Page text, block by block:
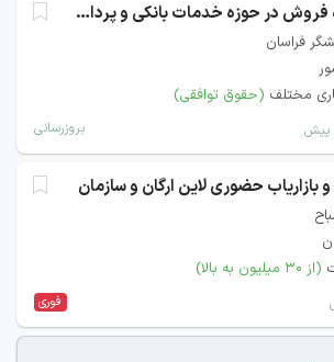
نماینده فروش در حوزه خدمات بانکی و پرداخت
فراسان
مختلف (حقوق توافقی)
بروزرسانی
و بازاریاب حضوری لاین ارگان و سازمان
(از ۳۰ میلیون به بالا)
فوری